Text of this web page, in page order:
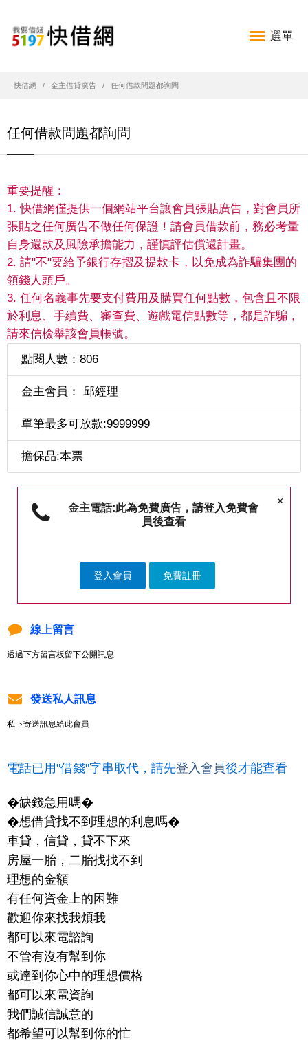
選單
快借網 金主借貸廣告 任何借款問題都詢問
任何借款問題都詢問
重要提醒：
1. 快借網僅提供一個網站平台讓會員張貼廣告，對會員所
張貼之任何廣告不做任何保證！請會員借款前，務必考量
自身還款及風險承擔能力，謹慎評估償還計畫。
2. 請"不"要給予銀行存摺及提款卡，以免成為詐騙集團的
領錢人頭戶。
3. 任何名義事先要支付費用及購買任何點數，包含且不限
於利息、手續費、審查費、遊戲電信點數等，都是詐騙，
請來信檢舉該會員帳號。
點閱人數：806
金主會員： 邱經理
單筆最多可放款:9999999
擔保品:本票
×
金主電話:此為免費廣告，請登入免費會
員後查看
登入會員 免費註冊
線上留言
透過下方留言板留下公開訊息
發送私人訊息
私下寄送訊息給此會員
電話已用"借錢"字串取代，請先登入會員後才能查看
�缺錢急用嗎�
�想借貸找不到理想的利息嗎�
車貸，信貸，貸不下來
房屋一胎，二胎找找不到
理想的金額
有任何資金上的困難
歡迎你來找我煩我
都可以來電諮詢
不管有沒有幫到你
或達到你心中的理想價格
都可以來電資詢
我們誠信誠意的
都希望可以幫到你的忙